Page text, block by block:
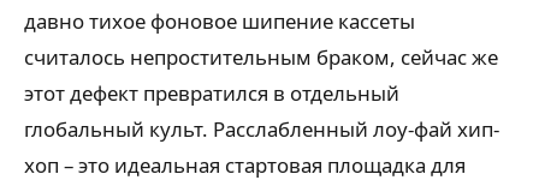
давно тихое фоновое шипение кассеты
считалось непростительным браком, сейчас же
этот дефект превратился в отдельный
глобальный культ. Расслабленный лоу-фай хип-
хоп – это идеальная стартовая площадка для